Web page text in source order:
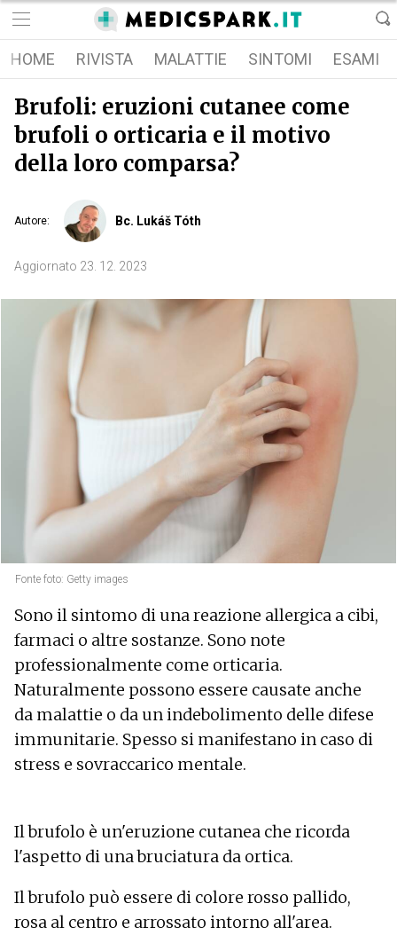
HOME RIVISTA MALATTIE SINTOMI ESAMI
Brufoli: eruzioni cutanee come
brufoli o orticaria e il motivo
della loro comparsa?
Autore: Bc. Lukáš Tóth
Aggiornato 23. 12. 2023
Fonte foto: Getty images
Sono il sintomo di una reazione allergica a cibi,
farmaci o altre sostanze. Sono note
professionalmente come orticaria.
Naturalmente possono essere causate anche
da malattie o da un indebolimento delle difese
immunitarie. Spesso si manifestano in caso di
stress e sovraccarico mentale.
Il brufolo è un'eruzione cutanea che ricorda
l'aspetto di una bruciatura da ortica.
Il brufolo può essere di colore rosso pallido,
rosa al centro e arrossato intorno all'area.